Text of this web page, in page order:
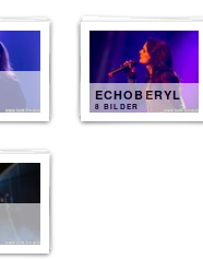
ECHOBERYL
8 BILDER